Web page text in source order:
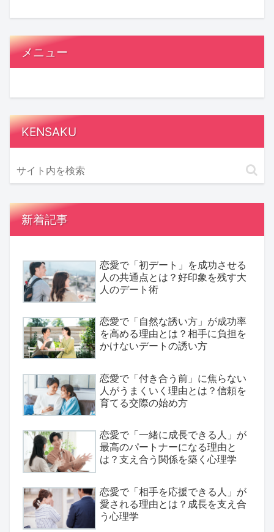
メニュー
KENSAKU
新着記事
恋愛で「初デート」を成功させる
人の共通点とは？好印象を残す大
人のデート術
恋愛で「自然な誘い方」が成功率
を高める理由とは？相手に負担を
かけないデートの誘い方
恋愛で「付き合う前」に焦らない
人がうまくいく理由とは？信頼を
育てる交際の始め方
恋愛で「一緒に成長できる人」が
最高のパートナーになる理由と
は？支え合う関係を築く心理学
恋愛で「相手を応援できる人」が
愛される理由とは？成長を支え合
う心理学